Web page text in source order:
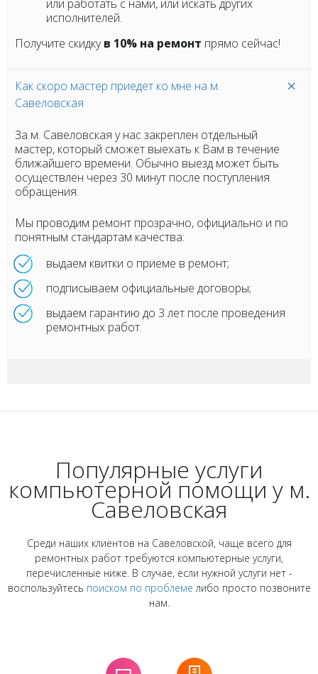
или работать с нами, или искать других
исполнителей.
Получите скидкув 10% на ремонт прямо сейчас!
Как скоро мастер приедет ко мне на м.
Савеловская
За м. Савеловская у нас закреплен отдельный
мастер, который сможет выехать к Вам в течение
ближайшего времени. Обычно выезд может быть
осуществлен через 30 минут после поступления
обращения.
Мы проводим ремонт прозрачно, официально и по
понятным стандартам качества:
выдаем квитки о приеме в ремонт;
подписываем официальные договоры;
выдаем гарантию до 3 лет после проведения
ремонтных работ.
Популярные услуги
компьютерной помощи у м.
Савеловская
Среди наших клиентов на Савеловской, чаще всего для
ремонтных работ требуются компьютерные услуги,
перечисленные ниже. В случае, если нужной услуги нет -
воспользуйтесь поиском по проблеме либо просто позвоните
нам.